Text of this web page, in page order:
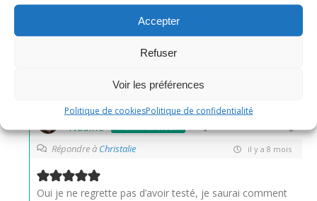
Accepter
Refuser
Voir les préférences
Politique de cookiesPolitique de confidentialité
Bonne idée ces gaufres pour écouler de vieilles bananes !
Répondre
Nadine Administrateur
Répondre à Christalie il y a 8 mois
Oui je ne regrette pas d’avoir testé, je saurai comment